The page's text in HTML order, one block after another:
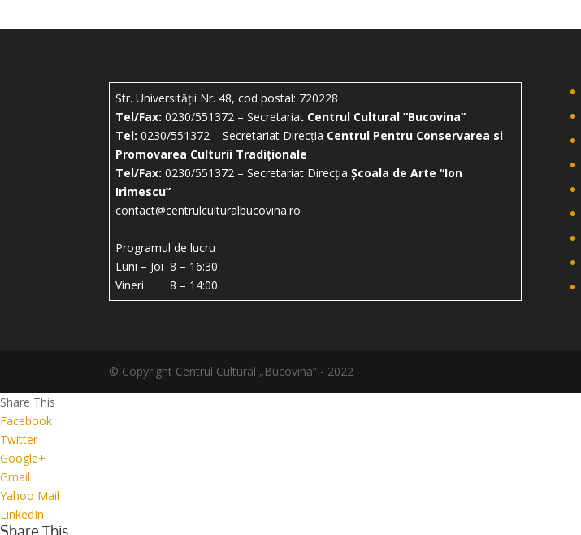
Str. Universității Nr. 48, cod postal: 720228
Tel/Fax: 0230/551372 – Secretariat Centrul Cultural ”Bucovina”
Tel: 0230/551372 – Secretariat Direcția Centrul Pentru Conservarea si
Promovarea Culturii Tradiționale
Tel/Fax: 0230/551372 – Secretariat DirecțiaȘcoala de Arte “Ion
Irimescu”
contact@centrulculturalbucovina.ro
Programul de lucru
Luni – Joi 8 – 16:30
Vineri 8 – 14:00
© Copyright Centrul Cultural „Bucovina” - 2022
Share This
Facebook
Twitter
Google+
Gmail
Yahoo Mail
LinkedIn
Share This